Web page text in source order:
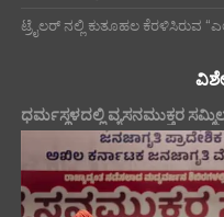
ಟ್ರೈಲರ್ ನಲ್ಲಿ ಕುತೂಹಲ ಕೆರಳಿಸಿರುವ
ಧರ್ಮಸ್ಥಳದಲ್ಲಿ ವ್ಯಸನಮುಕ್ತರ